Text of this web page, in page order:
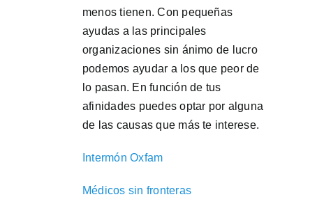
menos tienen. Con pequeñas
ayudas a las principales
organizaciones sin ánimo de lucro
podemos ayudar a los que peor de
lo pasan. En función de tus
afinidades puedes optar por alguna
de las causas que más te interese.
Intermón Oxfam
Médicos sin fronteras